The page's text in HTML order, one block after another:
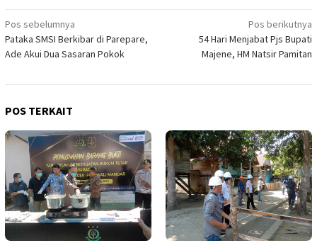
Navigasi
pos
Pos sebelumnya
Pataka SMSI Berkibar di Parepare,
Ade Akui Dua Sasaran Pokok
Pos berikutnya
54 Hari Menjabat Pjs Bupati
Majene, HM Natsir Pamitan
POS TERKAIT